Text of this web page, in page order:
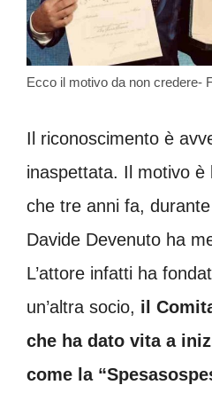
Ecco il motivo da non credere-
Il riconoscimento è
inaspettata. Il motivo è
che tre anni fa,
Davide Devenuto ha
L’attore infatti ha
un’altra socio, il
che ha dato vita a
come la